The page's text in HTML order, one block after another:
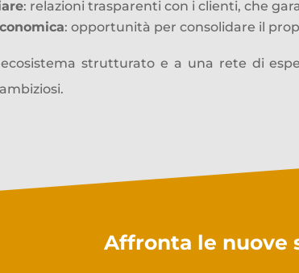
: relazioni trasparenti con i clienti, che
: opportunità per consolidare il
strutturato e a una rete di
Affronta le nuove